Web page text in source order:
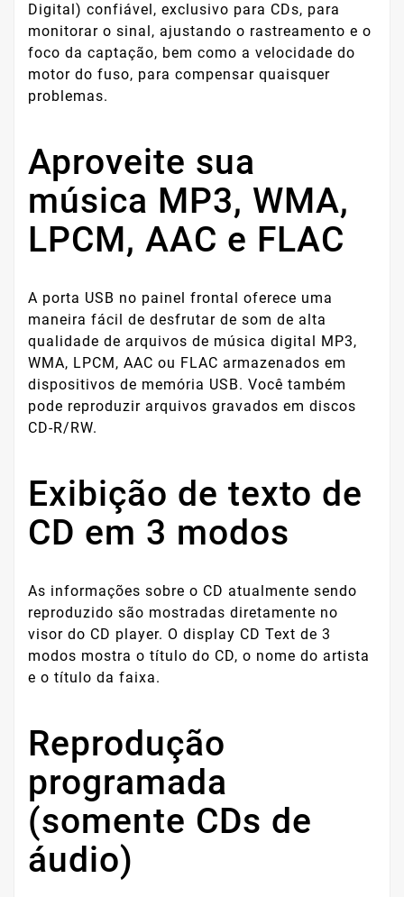
Digital) confiável, exclusivo para CDs, para
monitorar o sinal, ajustando o rastreamento e o
foco da captação, bem como a velocidade do
motor do fuso, para compensar quaisquer
problemas.
Aproveite sua
música MP3, WMA,
LPCM, AAC e FLAC
A porta USB no painel frontal oferece uma
maneira fácil de desfrutar de som de alta
qualidade de arquivos de música digital MP3,
WMA, LPCM, AAC ou FLAC armazenados em
dispositivos de memória USB. Você também
pode reproduzir arquivos gravados em discos
CD-R/RW.
Exibição de texto de
CD em 3 modos
As informações sobre o CD atualmente sendo
reproduzido são mostradas diretamente no
visor do CD player. O display CD Text de 3
modos mostra o título do CD, o nome do artista
e o título da faixa.
Reprodução
programada
(somente CDs de
áudio)